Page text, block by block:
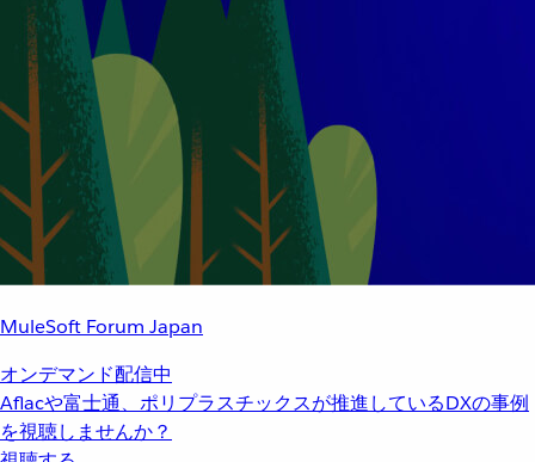
MuleSoft Forum Japan
オンデマンド配信中
Aflacや富士通、ポリプラスチックスが推進しているDXの事例
を視聴しませんか？